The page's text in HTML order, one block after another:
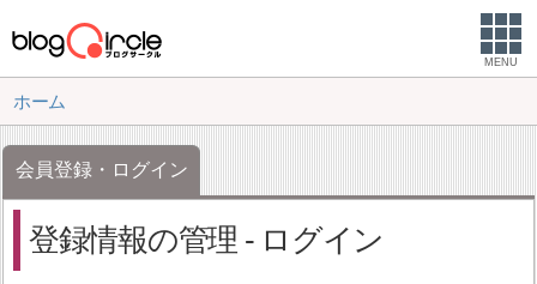
MENU
ホーム
会員登録・ログイン
登録情報の管理 - ログイン